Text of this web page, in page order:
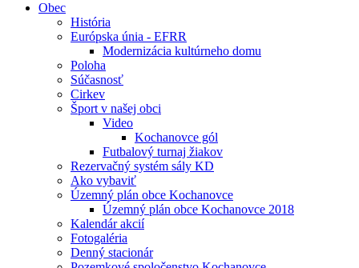
Obec
História
Európska únia - EFRR
Modernizácia kultúrneho domu
Poloha
Súčasnosť
Cirkev
Šport v našej obci
Video
Kochanovce gól
Futbalový turnaj žiakov
Rezervačný systém sály KD
Ako vybaviť
Územný plán obce Kochanovce
Územný plán obce Kochanovce 2018
Kalendár akcií
Fotogaléria
Denný stacionár